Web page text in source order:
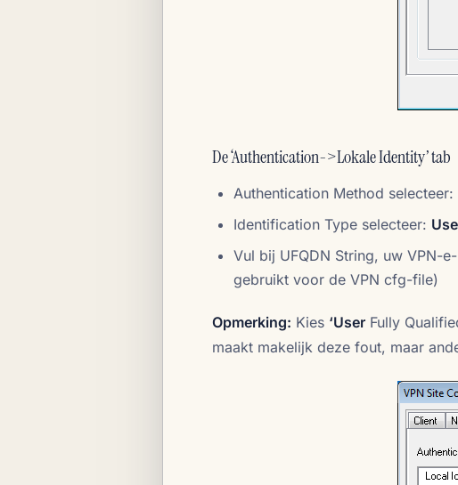
De ‘Authentication->Lokale Identity’ tab
Authentication Method
Identification Type selecteer:
Vul bij UFQDN String, uw VPN-
gebruikt voor de VPN cfg-file)
Opmerking: Kies ‘User Fully
maakt makelijk deze fout, maar